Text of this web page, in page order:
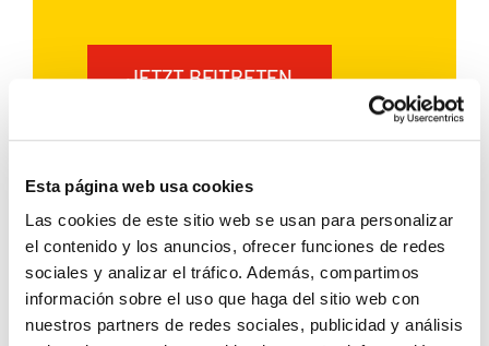
Esta página web usa cookies
Las cookies de este sitio web se usan para personalizar
el contenido y los anuncios, ofrecer funciones de redes
sociales y analizar el tráfico. Además, compartimos
información sobre el uso que haga del sitio web con
nuestros partners de redes sociales, publicidad y análisis
JETZT BEITRETEN
Wenn Sie bereits bei Rent a Car
Dénia ein Auto gemietet haben,
registrieren Sie sich und sichern
Sie sich exklusive Vorteile:
5 % Rabatt